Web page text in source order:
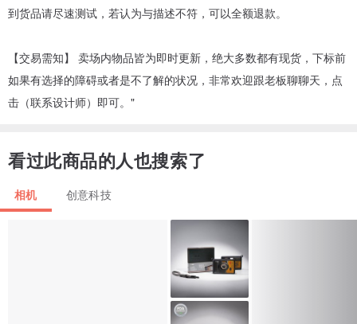
到货品请尽速测试，若认为与描述不符，可以全额退款。
【交易需知】 卖场内物品皆为即时更新，绝大多数都有现货，下标前
如果有选择的障碍或者是不了解的状况，非常欢迎跟老板聊聊天，点
击（联系设计师）即可。"
看过此商品的人也搜索了
相机 创意科技